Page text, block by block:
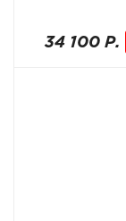
34 100 Р.